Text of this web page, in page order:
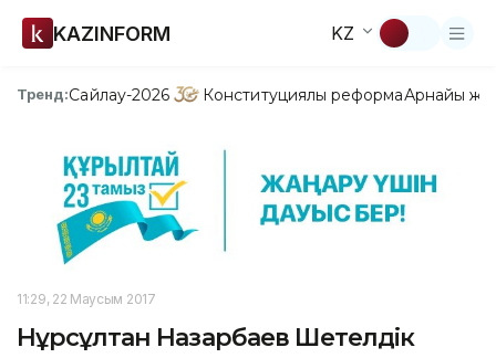
KAZINFORM KZ
Тренд:Сайлау-2026 Конституциялық реформаАрнайы
11:29, 22 Маусым 2017
Нұрсұлтан Назарбаев Шетелдік